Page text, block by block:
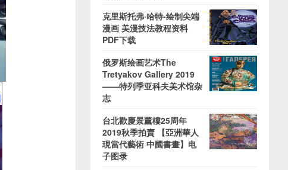
克里斯托弗·哈特-绘制尖端
漫画 美漫技法教程资料
PDF下载
俄罗斯绘画艺术The
Tretyakov Gallery 2019
——特列季亚科夫美术馆杂
志
台北歡慶景薰樓25周年
2019秋季拍賣 【亞洲華人
現當代藝術 中國書畫】电
子图录